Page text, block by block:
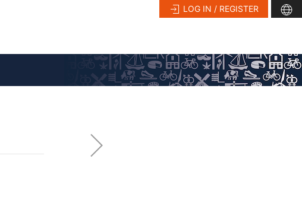
LOG IN / REGISTER